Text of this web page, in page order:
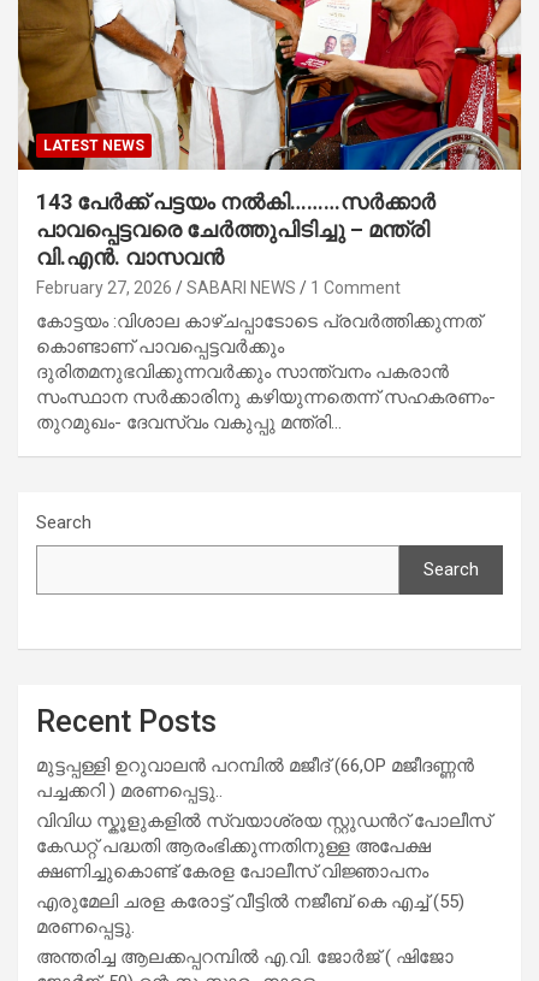
LATEST NEWS
143 പേര്‍ക്ക് പട്ടയം നല്‍കി………സര്‍ക്കാര്‍
പാവപ്പെട്ടവരെ ചേര്‍ത്തുപിടിച്ചു – മന്ത്രി
വി.എന്‍. വാസവന്‍
February 27, 2026 SABARI NEWS 1 Comment
കോട്ടയം :വിശാല കാഴ്ചപ്പാടോടെ പ്രവര്‍ത്തിക്കുന്നത്
കൊണ്ടാണ് പാവപ്പെട്ടവര്‍ക്കും
ദുരിതമനുഭവിക്കുന്നവര്‍ക്കും സാന്ത്വനം പകരാന്‍
സംസ്ഥാന സര്‍ക്കാരിനു കഴിയുന്നതെന്ന് സഹകരണം-
തുറമുഖം- ദേവസ്വം വകുപ്പു മന്ത്രി…
Search
Search
Recent Posts
മുട്ടപ്പള്ളി ഉറുവാലൻ പറമ്പിൽ മജീദ് (66,OP മജീദണ്ണൻ
പച്ചക്കറി ) മരണപ്പെട്ടു..
വിവിധ സ്കൂളുകളില്‍ സ്വയാശ്രയ സ്റ്റുഡന്‍റ് പോലീസ്
കേഡറ്റ് പദ്ധതി ആരംഭിക്കുന്നതിനുള്ള അപേക്ഷ
ക്ഷണിച്ചുകൊണ്ട് കേരള പോലീസ് വിജ്ഞാപനം
എരുമേലി ചരള കരോട്ട് വീട്ടിൽ നജീബ് കെ എച്ച് (55)
മരണപ്പെട്ടു.
അന്തരിച്ച ആ​ല​ക്ക​പ്പ​റമ്പിൽ​ എ.​വി. ജോ​ർ​ജ് ( ഷിജോ